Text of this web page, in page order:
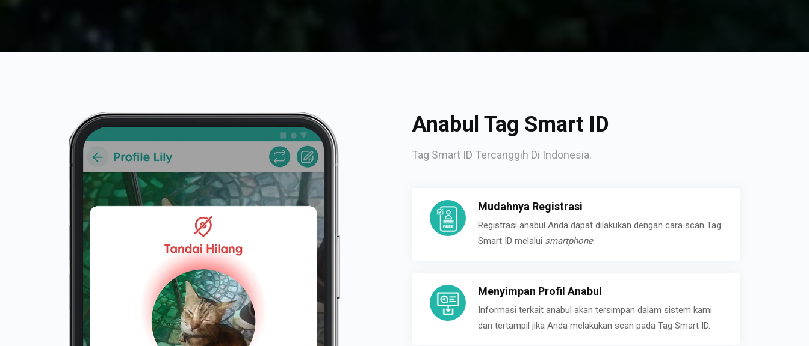
Anabul Tag Smart ID
Tag Smart ID Tercanggih Di Indonesia.
Mudahnya Registrasi
Registrasi anabul Anda dapat dilakukan dengan cara scan Tag
Smart ID melalui smartphone.
Menyimpan Profil Anabul
Informasi terkait anabul akan tersimpan dalam sistem kami
dan tertampil jika Anda melakukan scan pada Tag Smart ID.